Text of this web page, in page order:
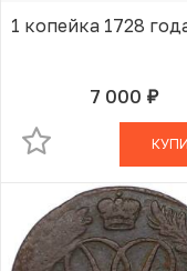
1 копейка 1728
7 000 руб.
В